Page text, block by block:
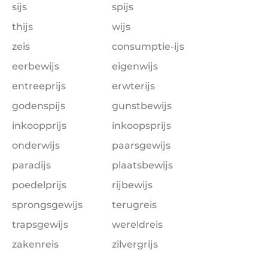
sijs
spijs
thijs
wijs
zeis
consumptie-ijs
eerbewijs
eigenwijs
entreeprijs
erwterijs
godenspijs
gunstbewijs
inkoopprijs
inkoopsprijs
onderwijs
paarsgewijs
paradijs
plaatsbewijs
poedelprijs
rijbewijs
sprongsgewijs
terugreis
trapsgewijs
wereldreis
zakenreis
zilvergrijs